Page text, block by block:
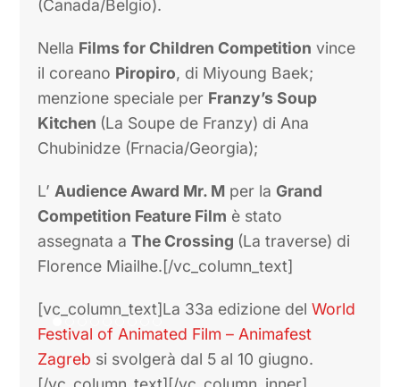
The best film of the Croatian Film
Competition
è per
di Vuk Jevremović;
menzione speciale per
Letters from the
Edge of the Forest
di Jelena Oroz.
Nella VR Animation Competition trionfa il
lavoro taiwanese di Hsin-Chien Huang:
Samsara;
menzione speciale per
Polo Go Round
by Benjamin Steiger Levine
(Canada/Belgio).
Nella Films for Children Competition
il coreano Piropiro
, di Miyoung Baek;
menzione speciale per
Kitchen
(La Soupe de Franzy) di Ana